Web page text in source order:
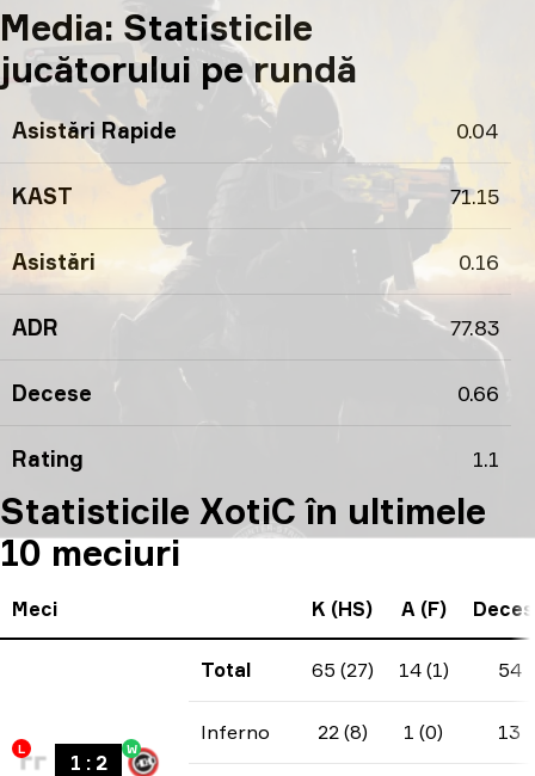
Media: Statisticile
jucătorului pe rundă
Asistări Rapide 0.04
KAST 71.15
Asistări 0.16
ADR 77.83
Decese 0.66
Rating 1.1
Statisticile XotiC în ultimele
10 meciuri
Meci K (HS) A (F)
L
1 : 2
W
Total 65 (27) 14 (1) 54
Inferno 22 (8) 1 (0) 13